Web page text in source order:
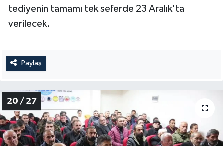
tediyenin tamamı tek seferde 23 Aralık'ta
verilecek.
Paylaş
20 / 27